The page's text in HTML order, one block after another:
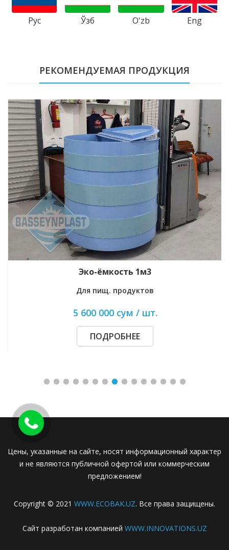
Рус Ўзб O'zb Eng
РЕКОМЕНДУЕМАЯ ПРОДУКЦИЯ
Эко-ёмкость 1м3
Для пищ. продуктов
5 600 000 сум / шт.
Цены, указанные на сайте, носят информационный характер
и не являются публичной офертой или коммерческим
предложением!
Copyright © 2021 WWW.ECOBAK.UZ. Все права защищены.
Сайт разработан компанией WWW.INNOVATIONS.UZ